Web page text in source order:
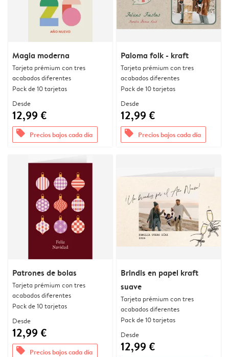
Magia moderna
Tarjeta prémium con tres
acabados diferentes
Pack de 10 tarjetas
Desde
12,99 €
offers Precios bajos cada día
Paloma folk - kraft
Tarjeta prémium con tres
acabados diferentes
Pack de 10 tarjetas
Desde
12,99 €
offers Precios bajos cada día
Patrones de bolas
Tarjeta prémium con tres
acabados diferentes
Pack de 10 tarjetas
Desde
12,99 €
offers Precios bajos cada día
Brindis en papel kraft
suave
Tarjeta prémium con tres
acabados diferentes
Pack de 10 tarjetas
Desde
12,99 €